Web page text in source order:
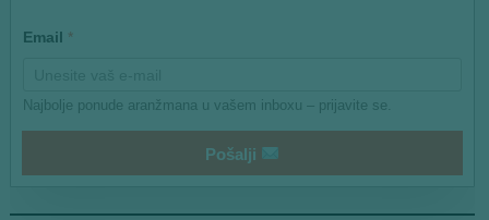
E
i
a
l
Email *
Najbolje ponude aranžmana u vašem inboxu – prijavite se.
Pošalji